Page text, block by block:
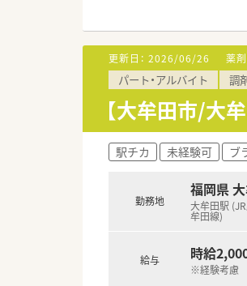
■設立25年
■福岡南部
■代表も薬
■かかりつ
■薬歴は全
■社内で勉
■男女比は
■残業は1分
更新日： 2026/06/26 薬
パート・アルバイト 調
【大牟田市/大
駅チカ 未経験可 ブ
勤務地
福岡県
大牟田駅
牟田線)
給与 時給
※経験考慮